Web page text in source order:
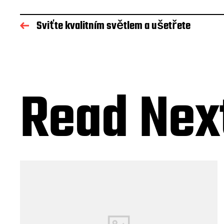
Sviťte kvalitním světlem a ušetřete
Read